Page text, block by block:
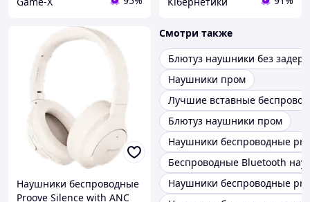
Наушники беспроводные
Proove Silence with ANC
Смотри также
Блютуз наушники без
Наушники пром
Лучшие вставные
Блютуз наушники пром
Наушники беспроводные
Беспроводные Bluetooth
Наушники беспроводные